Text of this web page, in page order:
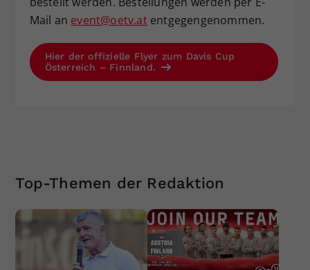
Mail an event@oetv.atentgegengenommen.
Hier der offizielle Flyer zum Davis Cup
Österreich – Finnland.
Top-Themen der Redaktion